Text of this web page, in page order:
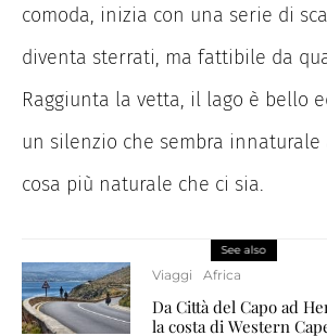
comoda, inizia con una serie di
diventa sterrati, ma fattibile da
Raggiunta la vetta, il lago è bello
un silenzio che sembra innaturale
cosa più naturale che ci sia.
See also
Viaggi Africa
Da Città del Capo ad
la costa di Western